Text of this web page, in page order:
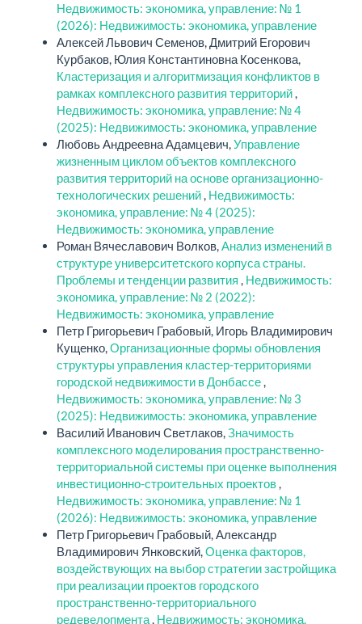
Недвижимость: экономика, управление: № 1
(2026): Недвижимость: экономика, управление
Алексей Львович Семенов, Дмитрий Егорович
Курбаков, Юлия Константиновна Косенкова,
Кластеризация и алгоритмизация конфликтов в
рамках комплексного развития территорий,
Недвижимость: экономика, управление: № 4
(2025): Недвижимость: экономика, управление
Любовь Андреевна Адамцевич,Управление
жизненным циклом объектов комплексного
развития территорий на основе организационно-
технологических решений, Недвижимость:
экономика, управление: № 4 (2025):
Недвижимость: экономика, управление
Роман Вячеславович Волков,Анализ изменений в
структуре университетского корпуса страны.
Проблемы и тенденции развития , Недвижимость:
экономика, управление: № 2 (2022):
Недвижимость: экономика, управление
Петр Григорьевич Грабовый, Игорь Владимирович
Кущенко,Организационные формы обновления
структуры управления кластер-территориями
городской недвижимости в Донбассе,
Недвижимость: экономика, управление: № 3
(2025): Недвижимость: экономика, управление
Василий Иванович Светлаков,Значимость
комплексного моделирования пространственно-
территориальной системы при оценке выполнения
инвестиционно-строительных проектов,
Недвижимость: экономика, управление: № 1
(2026): Недвижимость: экономика, управление
Петр Григорьевич Грабовый, Александр
Владимирович Янковский,Оценка факторов,
воздействующих на выбор стратегии застройщика
при реализации проектов городского
пространственно-территориального
редевелопмента, Недвижимость: экономика,